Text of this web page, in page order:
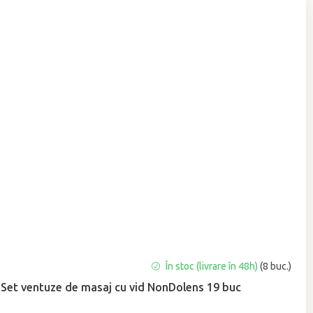
Set ventuze de masaj cu vid NonDolens 19 buc
a
În stoc (livrare în 48h)(8 buc.)